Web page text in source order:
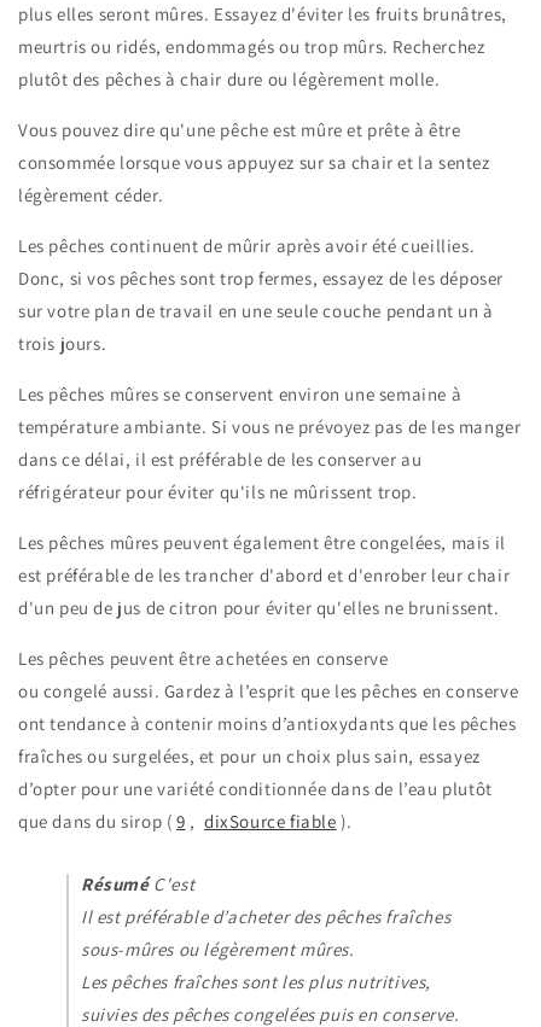
plus elles seront mûres. Essayez d'éviter les fruits brunâtres,
meurtris ou ridés, endommagés ou trop mûrs. Recherchez
plutôt des pêches à chair dure ou légèrement molle.
Vous pouvez dire qu'une pêche est mûre et prête à être
consommée lorsque vous appuyez sur sa chair et la sentez
légèrement céder.
Les pêches continuent de mûrir après avoir été cueillies.
Donc, si vos pêches sont trop fermes, essayez de les déposer
sur votre plan de travail en une seule couche pendant un à
trois jours.
Les pêches mûres se conservent environ une semaine à
température ambiante. Si vous ne prévoyez pas de les manger
dans ce délai, il est préférable de les conserver au
réfrigérateur pour éviter qu'ils ne mûrissent trop.
Les pêches mûres peuvent également être congelées, mais il
est préférable de les trancher d'abord et d'enrober leur chair
d'un peu de jus de citron pour éviter qu'elles ne brunissent.
Les pêches peuvent être achetées en conserve
ou congelé aussi. Gardez à l’esprit que les pêches en conserve
ont tendance à contenir moins d’antioxydants que les pêches
fraîches ou surgelées, et pour un choix plus sain, essayez
d’opter pour une variété conditionnée dans de l’eau plutôt
que dans du sirop ( 9 , dixSource fiable ).
Résumé C'est
Il est préférable d’acheter des pêches fraîches
sous-mûres ou légèrement mûres.
Les pêches fraîches sont les plus nutritives,
suivies des pêches congelées puis en conserve.